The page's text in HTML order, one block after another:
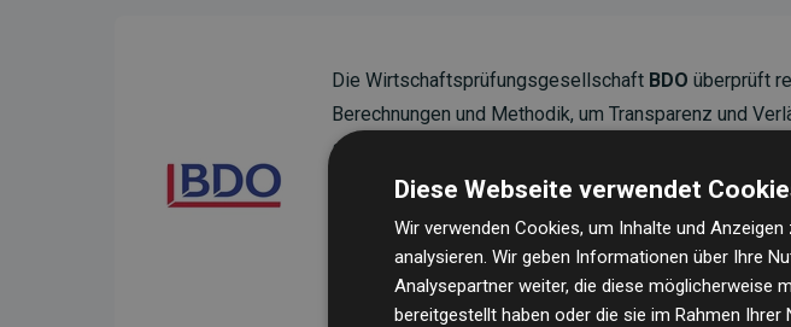
Die Wirtschaftsprüfungsgesellschaft BDO überprüft
Berechnungen und Methodik, um Transparenz und
sicherzustellen.
Ihre Prüfungen belegen, dass unsere Investitionen in
Durchschnitt200 % der geschätzten CO₂-
Websites kompensieren – ein klarer Nachweis für
unseres Ansatzes.
Diese Webseite verwendet
Wir verwenden Cookies, um Inhalte und
analysieren. Wir geben Informationen über Ihre
Analysepartner weiter, die diese möglicherweise
bereitgestellt haben oder die sie im Rahmen Ihrer